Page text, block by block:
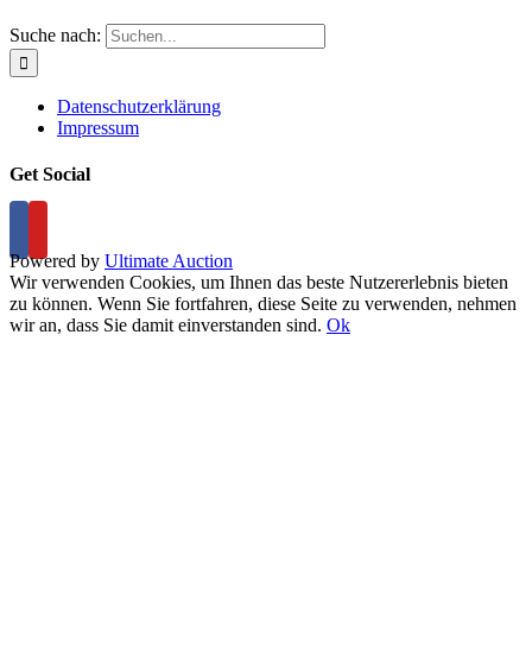
Suche nach:
Datenschutzerklärung
Impressum
Get Social
Powered by Ultimate Auction
Wir verwenden Cookies, um Ihnen das beste Nutzererlebnis bieten
zu können. Wenn Sie fortfahren, diese Seite zu verwenden, nehmen
wir an, dass Sie damit einverstanden sind. Ok